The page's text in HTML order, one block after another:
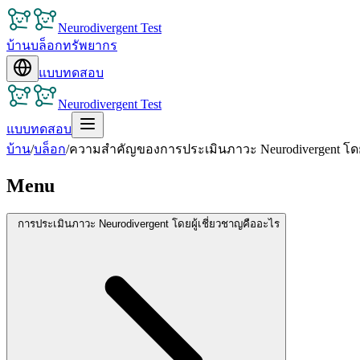
Neurodivergent Test
บ้านบล็อกทรัพยากร
แบบทดสอบ
Neurodivergent Test
แบบทดสอบ
บ้าน/บล็อก/ความสำคัญของการประเมินภาวะ Neurodivergent โ
Menu
การประเมินภาวะ Neurodivergent โดยผู้เชี่ยวชาญคืออะไร